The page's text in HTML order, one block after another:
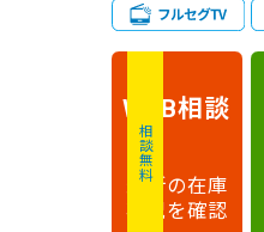
相談無料
WEB相談
最新の在庫
状況を確認